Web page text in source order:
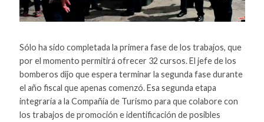
Sólo ha sido completada la primera fase de los trabajos, que
por el momento permitirá ofrecer 32 cursos. El jefe de los
bomberos dijo que espera terminar la segunda fase durante
el año fiscal que apenas comenzó. Esa segunda etapa
integraría a la Compañía de Turismo para que colabore con
los trabajos de promoción e identificación de posibles